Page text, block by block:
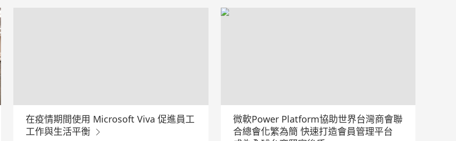
在疫情期間使用 Microsoft Viva 促進員工
工作與生活平衡
微軟Power Platform協助世界台灣商會聯
合總會化繁為簡 快速打造會員管理平台